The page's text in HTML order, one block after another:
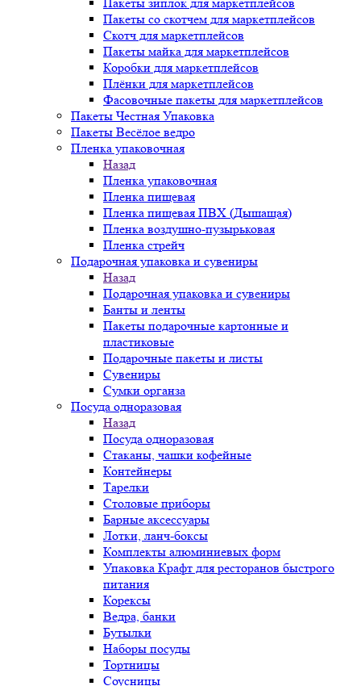
Пакеты со скотчем для маркетплейсов
Скотч для маркетплейсов
Пакеты майка для маркетплейсов
Коробки для маркетплейсов
Плёнки для маркетплейсов
Фасовочные пакеты для маркетплейсов
Пакеты Честная Упаковка
Пакеты Весёлое ведро
Пленка упаковочная
Назад
Пленка упаковочная
Пленка пищевая
Пленка пищевая ПВХ (Дышащая)
Пленка воздушно-пузырьковая
Пленка стрейч
Подарочная упаковка и сувениры
Назад
Подарочная упаковка и сувениры
Банты и ленты
Пакеты подарочные картонные и
пластиковые
Подарочные пакеты и листы
Сувениры
Сумки органза
Посуда одноразовая
Назад
Посуда одноразовая
Стаканы, чашки кофейные
Контейнеры
Тарелки
Столовые приборы
Барные аксессуары
Лотки, ланч-боксы
Комплекты алюминиевых форм
Упаковка Крафт для ресторанов быстрого
питания
Корексы
Ведра, банки
Бутылки
Наборы посуды
Тортницы
Соусницы